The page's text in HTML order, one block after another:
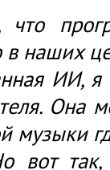
в наших
ИИ,
Она
музыки
вот